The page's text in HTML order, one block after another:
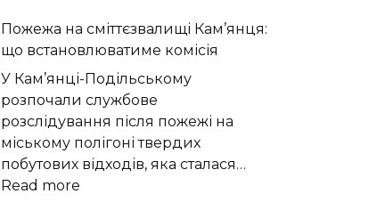
утворила
новий
кратер
на
Місяці
Пожежа на сміттєзвалищі Кам’янця:
що встановлюватиме комісія
У Кам’янці-Подільському
розпочали службове
розслідування після пожежі на
міському полігоні твердих
побутових відходів, яка сталася…
Read more